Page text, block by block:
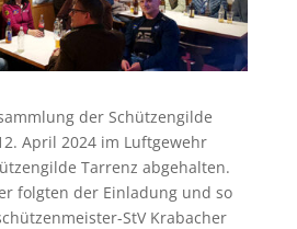
der Schützengilde
April 2024 im Luftgewehr
Tarrenz abgehalten.
folgten der Einladung und so
StV Krabacher